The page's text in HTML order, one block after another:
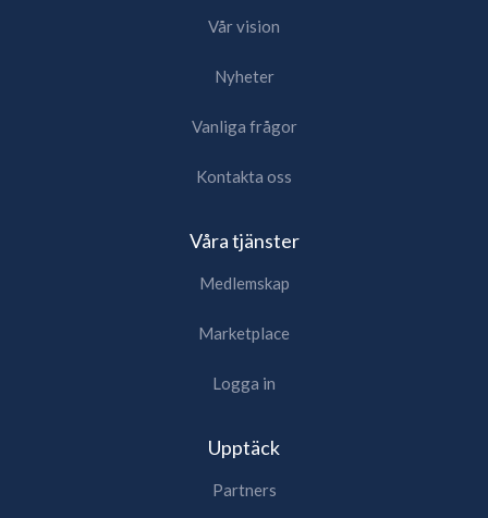
Vår vision
Nyheter
Vanliga frågor
Kontakta oss
Våra tjänster
Medlemskap
Marketplace
Logga in
Upptäck
Partners